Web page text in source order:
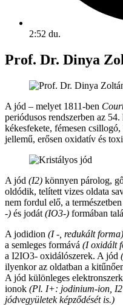
2:52 du.
Prof. Dr. Dinya
A jód – melyet 1811-ben
periódusos rendszerben az
kékesfekete, fémesen
jellemű, erősen oxidatív és
A jód (I2) könnyen párolog,
oldódik, telített vizes oldata
nem fordul elő, a
-) és jodát (IO3-) formában
A jodidion (I -, redukált forma)
a semleges formává (I oxidált
a I2IO3- oxidálószerek. A jód
ilyenkor az oldatban a
A jód különleges
ionok (Pl. I+: jodinium-ion,
jódvegyületek képződését is.)